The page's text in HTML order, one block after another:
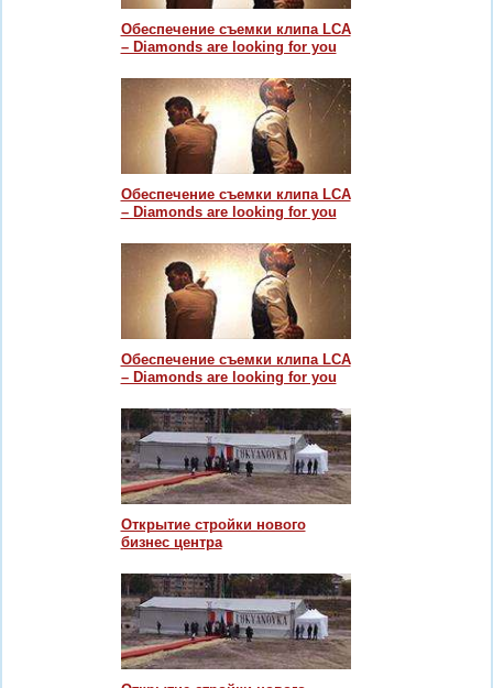
Обеспечение съемки клипа LCA
– Diamonds are looking for you
Обеспечение съемки клипа LCA
– Diamonds are looking for you
Обеспечение съемки клипа LCA
– Diamonds are looking for you
Открытие стройки нового
бизнес центра